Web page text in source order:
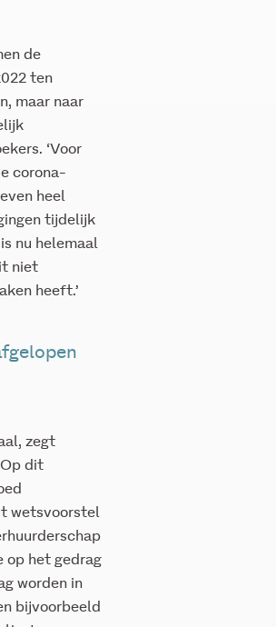
de
ten
maar naar
‘Voor
corona-
heel
tijdelijk
nu helemaal
niet
heeft.’
zegt
Op dit
wetsvoorstel
op het gedrag
worden in
bijvoorbeeld